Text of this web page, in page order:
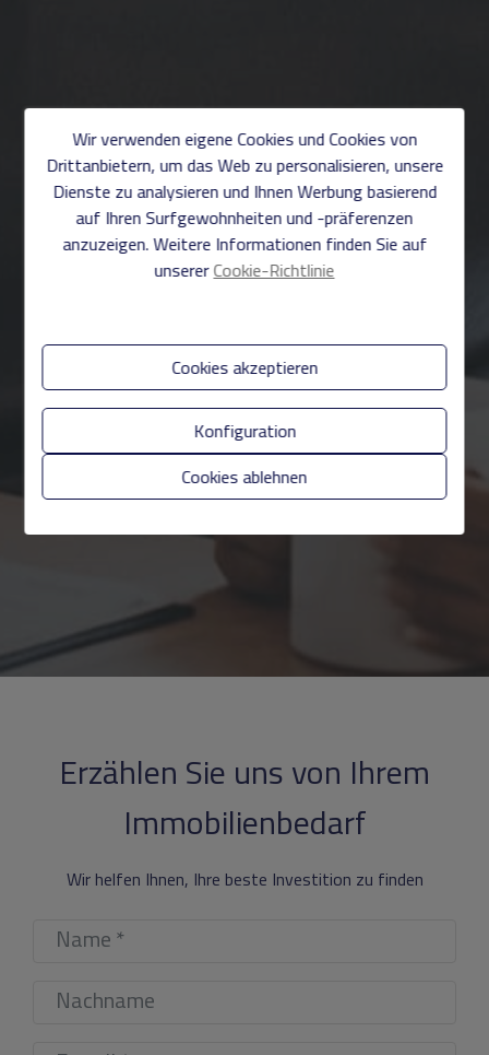
Erzählen Sie uns von Ihrem
Immobilienbedarf
Wir helfen Ihnen, Ihre beste Investition zu finden
Wir verwenden eigene Cookies und Cookies von
Drittanbietern, um das Web zu personalisieren, unsere
Dienste zu analysieren und Ihnen Werbung basierend
auf Ihren Surfgewohnheiten und -präferenzen
anzuzeigen. Weitere Informationen finden Sie auf
unsererCookie-Richtlinie
Cookies akzeptieren
Konfiguration
Cookies ablehnen